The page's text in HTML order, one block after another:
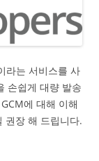
라는 서비스를 사
손쉽게 대량 발송
에 대해 이해
권장 해 드립니다.